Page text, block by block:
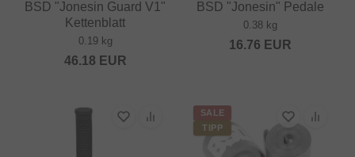
BSD "Jonesin Guard V1"
Kettenblatt
0.19 kg
46.18 EUR
BSD "Jonesin" Pedale
0.38 kg
16.76 EUR
SALE
TIPP